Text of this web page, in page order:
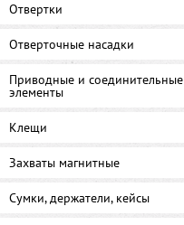
Отвертки
Отверточные насадки
Приводные и соединительные
элементы
Клещи
Захваты магнитные
Сумки, держатели, кейсы